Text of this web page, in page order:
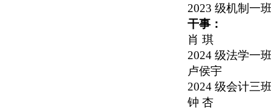
2023 级机制一
干事：
肖 琪
2024 级法学一
卢侯宇
2024 级会计三
钟 杏